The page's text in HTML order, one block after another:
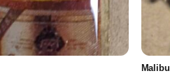
Malibu